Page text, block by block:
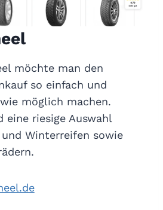
möchte man den
so einfach und
möglich machen.
eine riesige Auswahl
Winterreifen sowie